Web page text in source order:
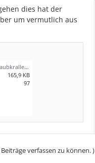
dies hat der
um vermutlich aus
schrauben-fuer-schraubkrallen-250-stueck-7550983-2.jpeg
165,9 KB
97
verfassen zu können. )